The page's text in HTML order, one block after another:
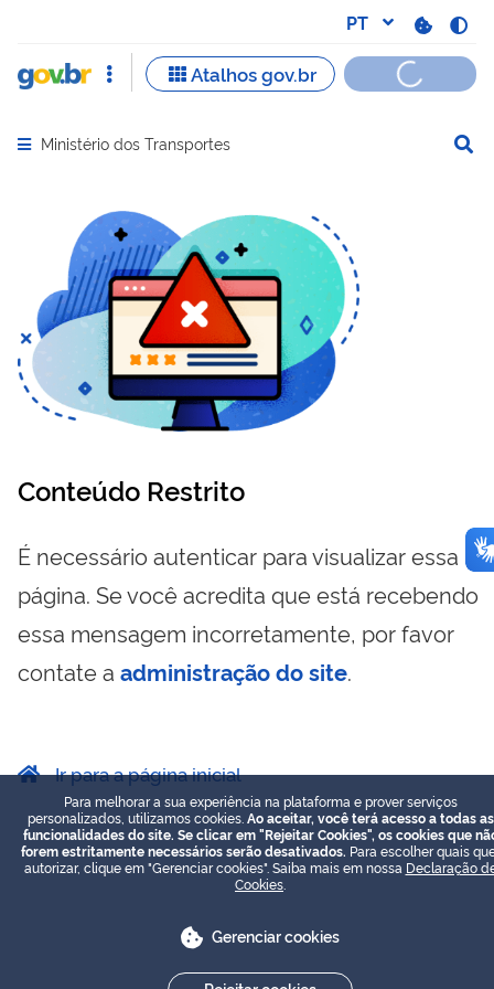
Abrir menu principal de navegação
Ministério dos Transportes
Conteúdo Restrito
É necessário autenticar para visualizar essa
página. Se você acredita que está recebendo
essa mensagem incorretamente, por favor
contate a administração do site.
Ir para a página inicial
Para melhorar a sua experiência na plataforma e prover serviços
personalizados, utilizamos cookies. Ao aceitar, você terá acesso a todas as
funcionalidades do site. Se clicar em "Rejeitar Cookies", os cookies que
forem estritamente necessários serão desativados. Para escolher quais
autorizar, clique em "Gerenciar cookies". Saiba mais em nossa Declaração
Cookies
Gerenciar cookies